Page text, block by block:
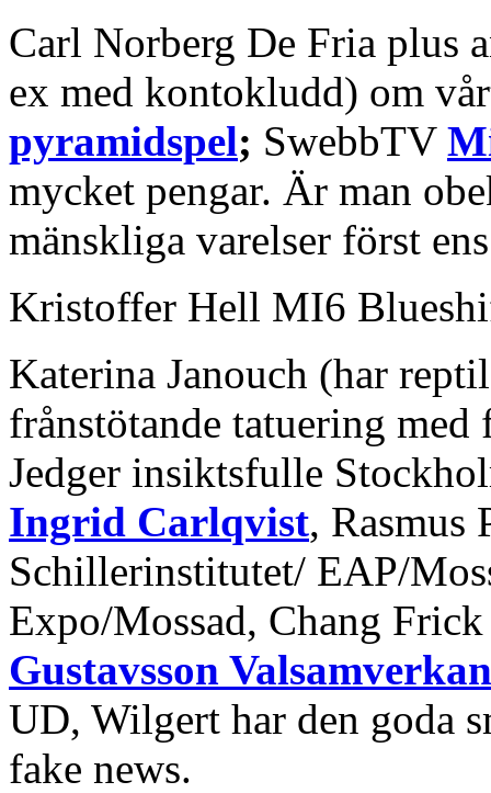
Carl Norberg De Fria plus
ex med kontokludd) om
pyramidspel; SwebbTV
mycket pengar. Är man
mänskliga varelser först
Kristoffer Hell MI6
Katerina Janouch (har
frånstötande tatuering
Jedger insiktsfulle
Ingrid Carlqvist, Rasmus
Schillerinstitutet/ EAP/
Expo/Mossad, Chang
Gustavsson
UD, Wilgert har den goda
fake news.